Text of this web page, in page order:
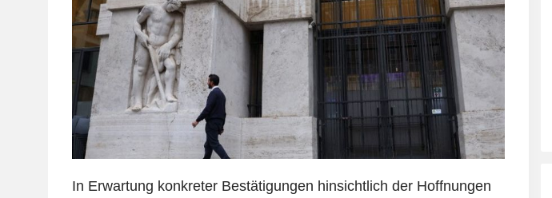
In Erwartung konkreter Bestätigungen hinsichtlich der Hoffnungen